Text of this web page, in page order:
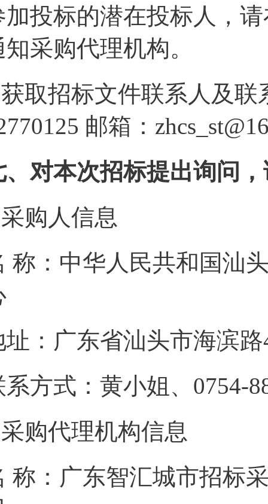
加投标的潜在投标人，
知采购代理机构。
取招标文件联系人及联
邮箱：
、对本次招标提出询问
购人信息
称：中华人民共和国汕
址：广东省汕
系方式：黄小姐
购代理机构信息
称：广东智汇城市招标